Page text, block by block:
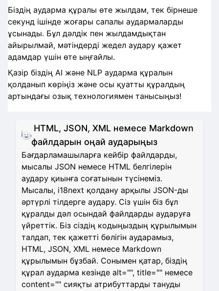
Біздің аударма құралы өте жылдам, тек бірнеше
секунд ішінде жоғары сапалы аудармаларды
ұсынады. Бұл дәлдік пен жылдамдықтан
айырылмай, мәтіндерді жедел аудару қажет
адамдар үшін өте ыңғайлы.
Қазір біздің AI және NLP аударма құралын
қолданып көріңіз және осы қуатты құралдың
артындағы озық технологиямен танысыңыз!
HTML, JSON, XML немесе Markdown
файлдарын оңай аударыңыз
Бағдарламашыларға кейбір файлдарды,
мысалы JSON немесе HTML белгілерін
аудару қиынға соғатынын түсінеміз.
Мысалы, i18next қолдану арқылы JSON-ды
әртүрлі тілдерге аудару. Сіз үшін біз бұл
құралды дәл осындай файлдарды аударуға
үйреттік. Біз сіздің кодыңыздың құрылымын
талдап, тек қажетті бөлігін аударамыз,
HTML, JSON, XML немесе Markdown
құрылымын бұзбай. Сонымен қатар, біздің
құрал аударма кезінде alt="", title="" немесе
content="" сияқты атрибуттарды тануды